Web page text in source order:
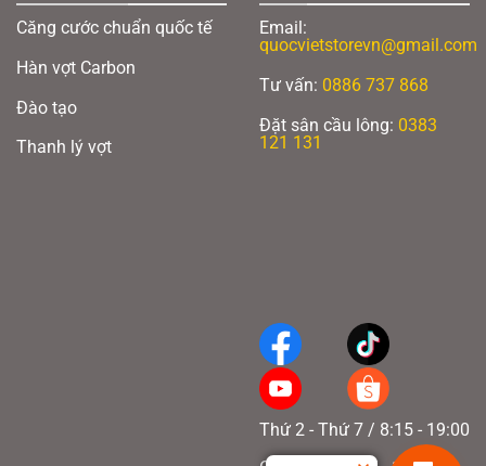
Căng cước chuẩn quốc tế
Hàn vợt Carbon
Đào tạo
Thanh lý vợt
Email:
quocvietstorevn@gmail.com
Tư vấn: 0886 737 868
Đặt sân cầu lông: 0383
121 131
Thứ 2 - Thứ 7 / 8:15 - 19:00